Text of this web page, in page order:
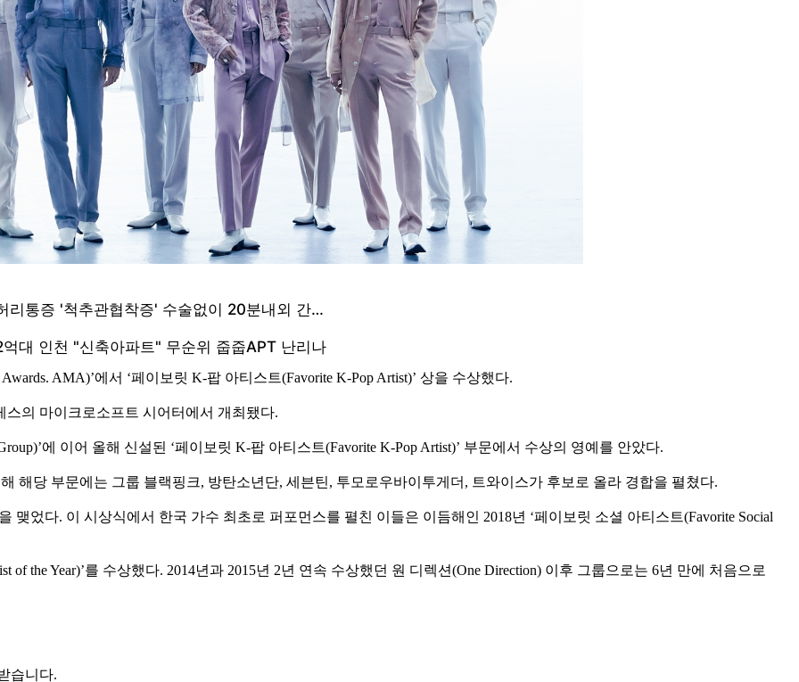
AMA)’에서 ‘페이보릿 K-팝 아티스트(Favorite K-Pop Artist)’ 상을 수상했다.
스의 마이크로소프트 시어터에서 개최됐다.
에 이어 올해 신설된 ‘페이보릿 K-팝 아티스트(Favorite K-Pop Artist)’ 부문에서 수상의 영예를 안았다.
해당 부문에는 그룹 블랙핑크, 방탄소년단, 세븐틴, 투모로우바이투게더, 트와이스가 후보로 올라 경합을 펼쳤다.
맺었다. 이 시상식에서 한국 가수 최초로 퍼포먼스를 펼친 이들은 이듬해인 2018년 ‘페이보릿 소셜 아티스트(Favorite Social
the Year)’를 수상했다. 2014년과 2015년 2년 연속 수상했던 원 디렉션(One Direction) 이후 그룹으로는 6년 만에 처음으로
습니다.